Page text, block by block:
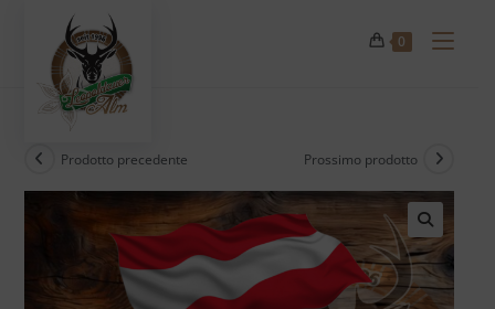
contenuto
0
Prodotto precedente Prossimo prodotto
🔍